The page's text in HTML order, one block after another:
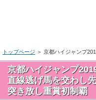
トップページ ＞ 京都ハイジャンプ
京都ハイジャンプ
直線逃げ馬を交わし
突き放し重賞初制覇